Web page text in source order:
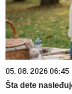
05. 08. 2026 06:45
Šta dete